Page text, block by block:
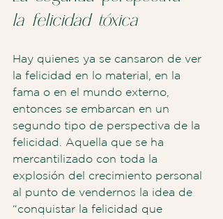
la felicidad tóxica
Hay quienes ya se cansaron de ver
la felicidad en lo material, en la
fama o en el mundo externo,
entonces se embarcan en un
segundo tipo de perspectiva de la
felicidad. Aquella que se ha
mercantilizado con toda la
explosión del crecimiento personal
al punto de vendernos la idea de
“conquistar la felicidad que